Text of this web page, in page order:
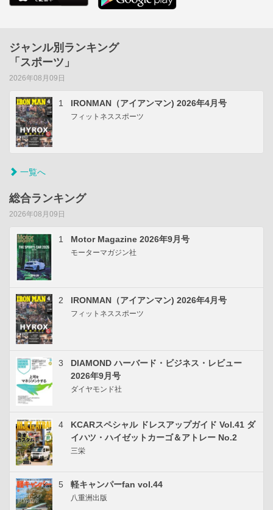
ジャンル別ランキング
「スポーツ」
2026年08月09日
1 IRONMAN（アイアンマン) 2026年4月号
フィットネススポーツ
一覧へ
総合ランキング
2026年08月09日
1 Motor Magazine 2026年9月号
モーターマガジン社
2 IRONMAN（アイアンマン) 2026年4月号
フィットネススポーツ
3
DIAMOND ハーバード・ビジネス・レビュー
2026年9月号
ダイヤモンド社
4
KCARスペシャル ドレスアップガイド Vol.41 ダ
イハツ・ハイゼットカーゴ＆アトレー No.2
三栄
5 軽キャンパーfan vol.44
八重洲出版